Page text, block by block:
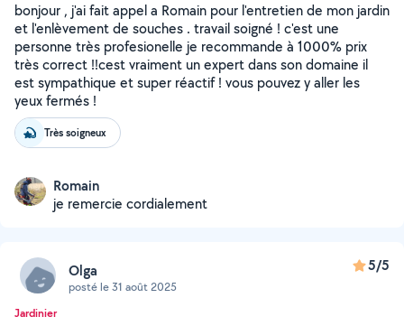
bonjour , j'ai fait appel a Romain pour l'entretien de mon jardin
et l'enlèvement de souches . travail soigné ! c'est une
personne très profesionelle je recommande à 1000% prix
très correct !!cest vraiment un expert dans son domaine il
est sympathique et super réactif ! vous pouvez y aller les
yeux fermés !
Très soigneux
Romain
je remercie cordialement
Olga
posté le 31 août 2025
5/5
Jardinier